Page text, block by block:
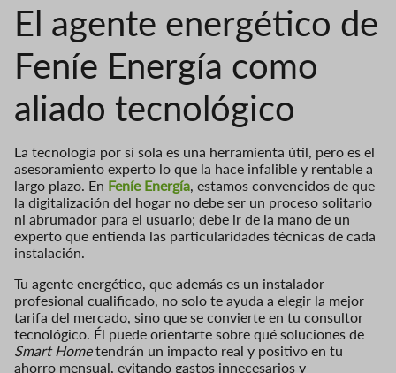
El agente energético de
Feníe Energía como
aliado tecnológico
La tecnología por sí sola es una herramienta útil, pero es el
asesoramiento experto lo que la hace infalible y rentable a
largo plazo. En Feníe Energía , estamos convencidos de que
la digitalización del hogar no debe ser un proceso solitario
ni abrumador para el usuario; debe ir de la mano de un
experto que entienda las particularidades técnicas de cada
instalación.
Tu agente energético, que además es un instalador
profesional cualificado, no solo te ayuda a elegir la mejor
tarifa del mercado, sino que se convierte en tu consultor
tecnológico. Él puede orientarte sobre qué soluciones de
Smart Hometendrán un impacto real y positivo en tu
ahorro mensual, evitando gastos innecesarios y